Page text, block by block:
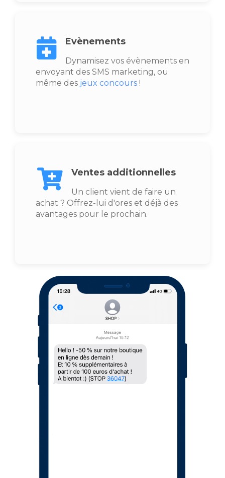
Evènements
Dynamisez vos évènements en
envoyant des SMS marketing, ou
même des jeux concours !
Ventes additionnelles
Un client vient de faire un
achat ? Offrez-lui d'ores et déjà des
avantages pour le prochain.